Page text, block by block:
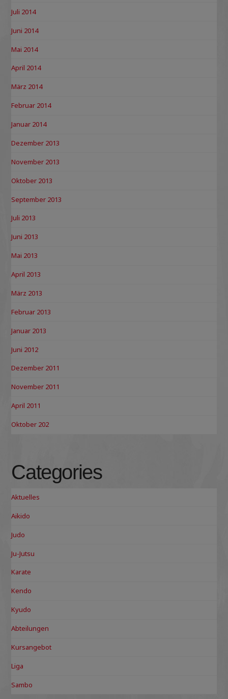
Juli 2014
Juni 2014
Mai 2014
April 2014
März 2014
Februar 2014
Januar 2014
Dezember 2013
November 2013
Oktober 2013
September 2013
Juli 2013
Juni 2013
Mai 2013
April 2013
März 2013
Februar 2013
Januar 2013
Juni 2012
Dezember 2011
November 2011
April 2011
Oktober 202
Categories
Aktuelles
Aikido
Judo
Ju-Jutsu
Karate
Kendo
Kyudo
Abteilungen
Kursangebot
Liga
Sambo